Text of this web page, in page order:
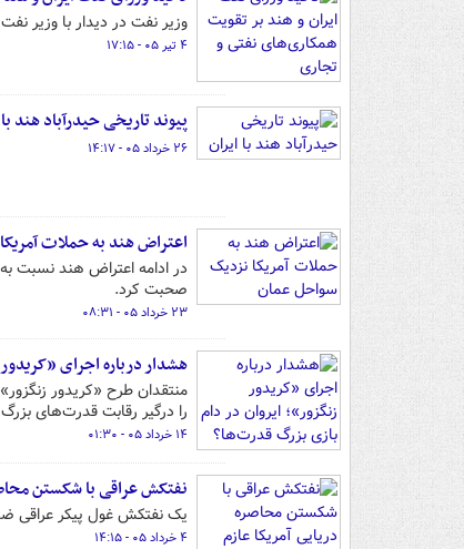
وزیر نفت در دیدار با وزیر
۴ تیر ۰۵ - ۱۷:۱۵
پیوند تاریخی حیدرآباد هند
۲۶ خرداد ۰۵ - ۱۴:۱۷
اعتراض هند به حملات
در ادامه اعتراض هند نسبت
صحبت کرد.
۲۳ خرداد ۰۵ - ۰۸:۳۱
هشدار درباره اجرای
منتقدان طرح «کریدور
را درگیر رقابت قدرت‌های
۱۴ خرداد ۰۵ - ۰۱:۳۰
نفتکش عراقی با شکستن
یک نفتکش غول پیکر عراقی
۴ خرداد ۰۵ - ۱۴:۱۵